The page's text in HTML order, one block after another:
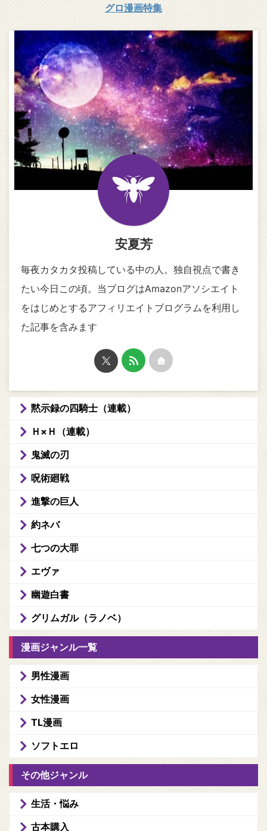
グロ漫画特集
安夏芳
毎夜カタカタ投稿している中の人。独自視点で書き
たい今日この頃。当ブログはAmazonアソシエイト
をはじめとするアフィリエイトブログラムを利用し
た記事を含みます
黙示録の四騎士（連載）
Ｈ×Ｈ（連載）
鬼滅の刃
呪術廻戦
進撃の巨人
約ネバ
七つの大罪
エヴァ
幽遊白書
グリムガル（ラノベ）
漫画ジャンル一覧
男性漫画
女性漫画
TL漫画
ソフトエロ
その他ジャンル
生活・悩み
古本購入